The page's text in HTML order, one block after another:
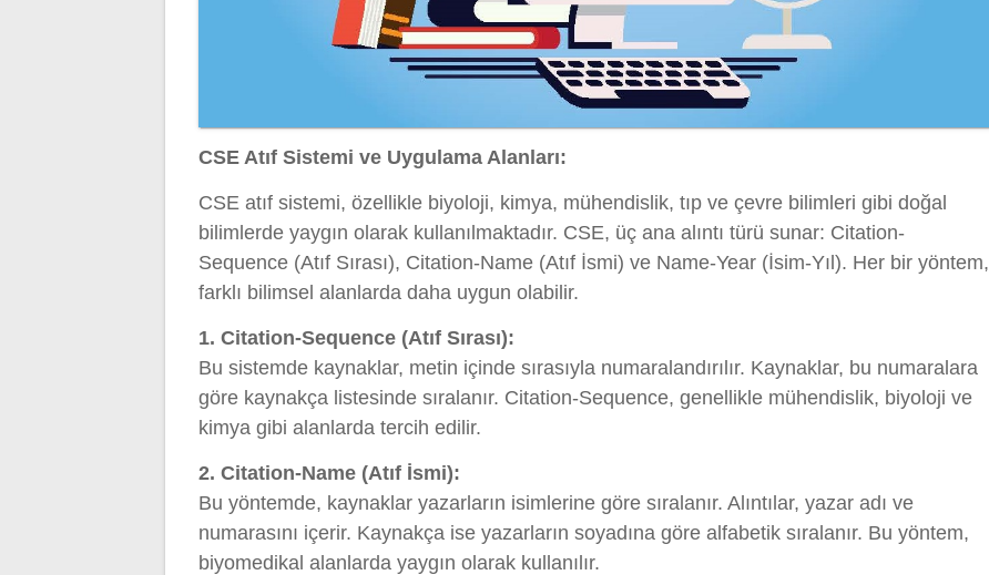
CSE Atıf Sistemi ve Uygulama Alanları:
CSE atıf sistemi, özellikle biyoloji, kimya, mühendislik, tıp ve çevre bilimleri gibi doğal
bilimlerde yaygın olarak kullanılmaktadır. CSE, üç ana alıntı türü sunar: Citation-
Sequence (Atıf Sırası), Citation-Name (Atıf İsmi) ve Name-Year (İsim-Yıl). Her bir yöntem,
farklı bilimsel alanlarda daha uygun olabilir.
1. Citation-Sequence (Atıf Sırası):
Bu sistemde kaynaklar, metin içinde sırasıyla numaralandırılır. Kaynaklar, bu numaralara
göre kaynakça listesinde sıralanır. Citation-Sequence, genellikle mühendislik, biyoloji ve
kimya gibi alanlarda tercih edilir.
2. Citation-Name (Atıf İsmi):
Bu yöntemde, kaynaklar yazarların isimlerine göre sıralanır. Alıntılar, yazar adı ve
numarasını içerir. Kaynakça ise yazarların soyadına göre alfabetik sıralanır. Bu yöntem,
biyomedikal alanlarda yaygın olarak kullanılır.